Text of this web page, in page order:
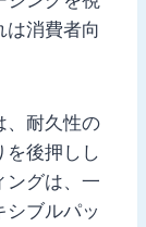
は消費者向
、耐久性の
を後押しし
ングは、一
ブルパッ